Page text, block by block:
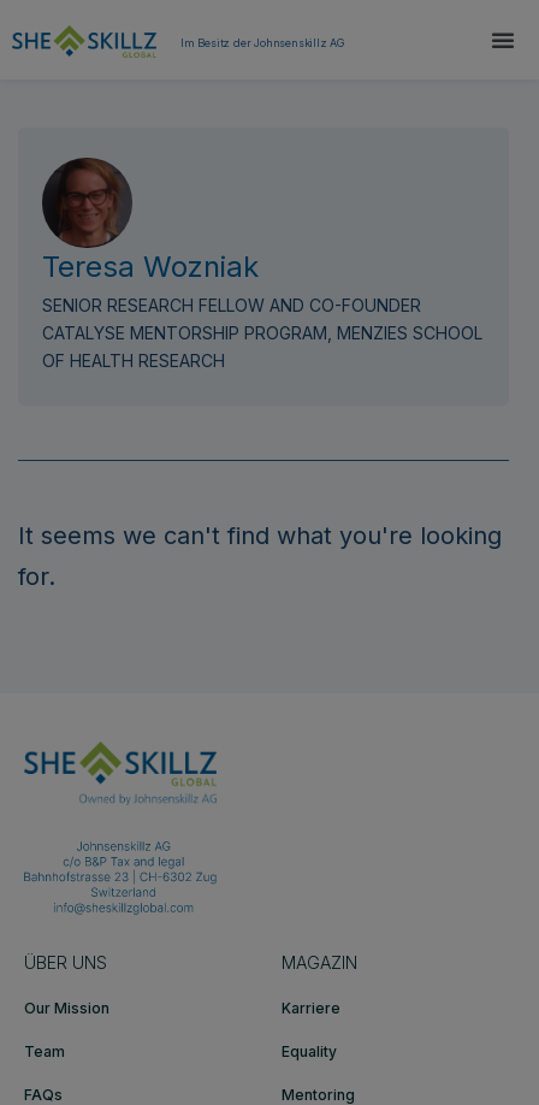
Im Besitz der Johnsenskillz AG
Teresa Wozniak
SENIOR RESEARCH FELLOW AND CO-FOUNDER
CATALYSE MENTORSHIP PROGRAM, MENZIES SCHOOL
OF HEALTH RESEARCH
It seems we can't find what you're looking
for.
ÜBER UNS
Our Mission
Team
FAQs
MAGAZIN
Karriere
Equality
Mentoring